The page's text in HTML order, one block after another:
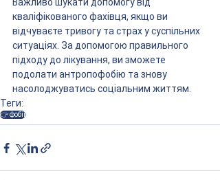
кваліфікованого фахівця, якщо ви
відчуваєте тривогу та страх у суспільних
ситуаціях. За допомогою правильного
підходу до лікування, ви зможете
подолати антропофобію та знову
насолоджуватись соціальним життям.
Теги:
👉 фобії